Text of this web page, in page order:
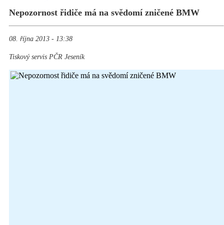
Nepozornost řidiče má na svědomí zničené BMW
08. října 2013 - 13:38
Tiskový servis PČR Jeseník